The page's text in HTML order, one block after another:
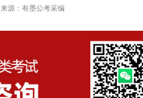
来源：有墨公考采编